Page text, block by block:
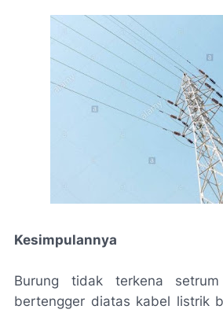
Kesimpulannya
Burung tidak terkena
bertengger diatas kabel listrik